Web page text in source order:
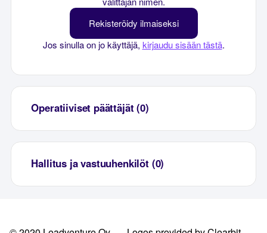
Rekisteröidy ilmaiseksi
Jos sinulla on jo käyttäjä, kirjaudu sisään tästä.
Operatiiviset päättäjät (0)
Hallitus ja vastuuhenkilöt (0)